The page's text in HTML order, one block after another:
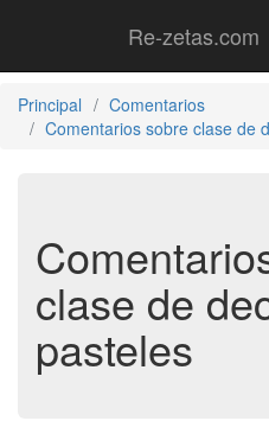
Re-zetas.com
Principal
Comentarios
Comentarios sobre clase de
clase de
pasteles